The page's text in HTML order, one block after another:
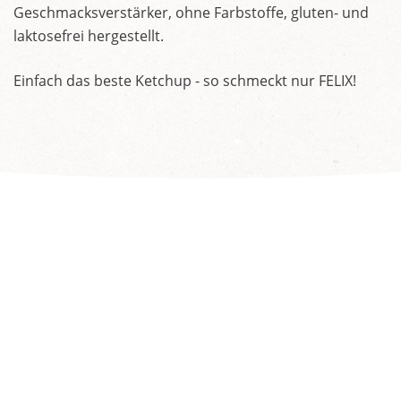
Geschmacksverstärker, ohne Farbstoffe, gluten- und
laktosefrei hergestellt.
Einfach das beste Ketchup - so schmeckt nur FELIX!